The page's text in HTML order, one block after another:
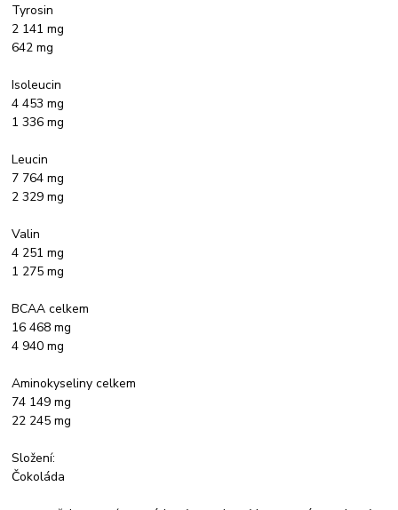
Tyrosin
2 141 mg
642 mg
Isoleucin
4 453 mg
1 336 mg
Leucin
7 764 mg
2 329 mg
Valin
4 251 mg
1 275 mg
BCAA celkem
16 468 mg
4 940 mg
Aminokyseliny celkem
74 149 mg
22 245 mg
Složení:
Čokoláda